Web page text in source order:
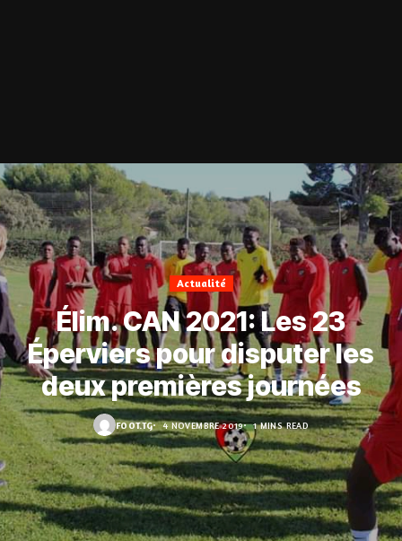
Actualité
Élim. CAN 2021: Les 23
Éperviers pour disputer les
deux premières journées
FOOT.TG 4 NOVEMBRE 2019 1 MINS READ